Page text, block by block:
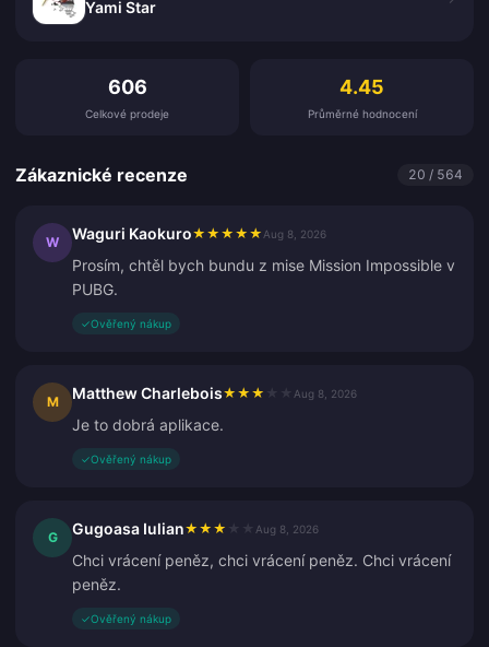
Yami Star
606
Celkové prodeje
4.45
Průměrné hodnocení
Zákaznické recenze 20 / 564
W Waguri Kaokuro★ ★ ★ ★ ★ Aug 8, 2026
Prosím, chtěl bych bundu z mise Mission Impossible v
PUBG.
✓Ověřený nákup
M Matthew Charlebois★ ★ ★ Aug 8, 2026
Je to dobrá aplikace.
✓Ověřený nákup
G Gugoasa Iulian★ ★ ★ Aug 8, 2026
Chci vrácení peněz, chci vrácení peněz. Chci vrácení
peněz.
✓Ověřený nákup